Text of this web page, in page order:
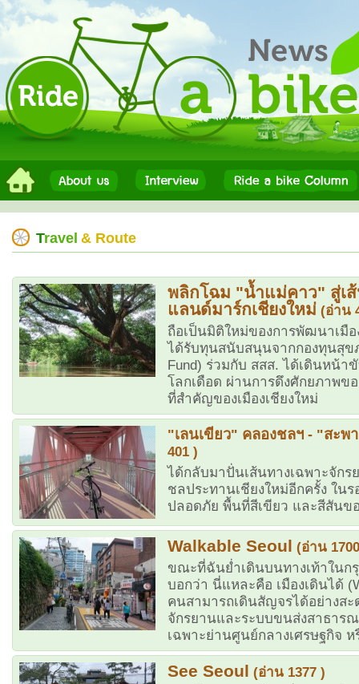
Travel & Route
พลิกโฉม "น้ำแม่คาว" สู่เ
แลนด์มาร์กเชียงใหม่ (อ่าน
ถือเป็นมิติใหม่ของการพัฒนาเมื
ได้รับทุนสนับสนุนจากกองทุนสุขภ
Fund) ร่วมกับ สสส. ได้เดินหน้า
โลกเดือด ผ่านการดึงศักยภาพข
ที่สำคัญของเมืองเชียงใหม่
"เลนเขียว" คลองชลฯ - "สะ
401 )
ได้กลับมาปั่นเส้นทางเฉพาะจักร
ชลประทานเชียงใหม่อีกครั้ง ใน
ปลอดภัย พื้นที่สีเขียว และสีสันข
Walkable Seoul (อ่าน
ขณะที่ฉันย่ำเดินบนทางเท้าในก
บอกว่า นี่แหละคือ เมืองเดินได้
คนสามารถเดินสัญจรได้อย่างส
จักรยานและระบบขนส่งสาธาร
เฉพาะย่านศูนย์กลางเศรษฐกิจ ห
See Seoul (อ่าน 1377 )